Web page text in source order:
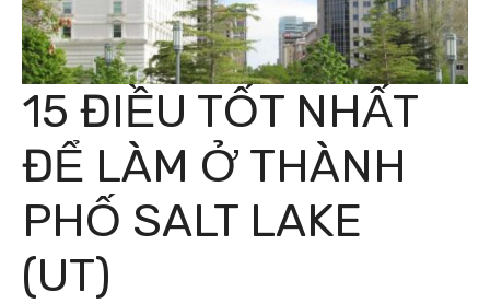
15 ĐIỀU TỐT NHẤT
ĐỂ LÀM Ở THÀNH
PHỐ SALT LAKE
(UT)